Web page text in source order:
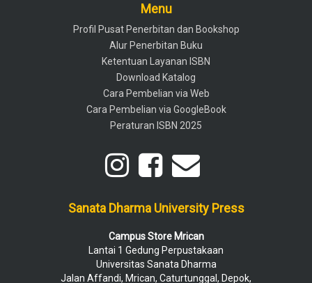
Menu
Profil Pusat Penerbitan dan Bookshop
Alur Penerbitan Buku
Ketentuan Layanan ISBN
Download Katalog
Cara Pembelian via Web
Cara Pembelian via GoogleBook
Peraturan ISBN 2025
Sanata Dharma University Press
Campus Store Mrican
Lantai 1 Gedung Perpustakaan
Universitas Sanata Dharma
Jalan Affandi, Mrican, Caturtunggal, Depok,